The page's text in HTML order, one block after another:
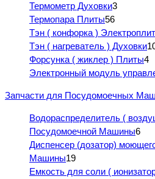
Термометр Духовки3
Термопара Плиты56
Тэн ( конфорка )
Тэн ( нагреватель ) Духовки
Форсунка ( жиклер ) Плиты4
Электронный модуль
Запчасти для Посудомоечных
Водораспределитель (
Посудомоечной Машины6
Диспенсер (дозатор)
Машины19
Емкость для соли (